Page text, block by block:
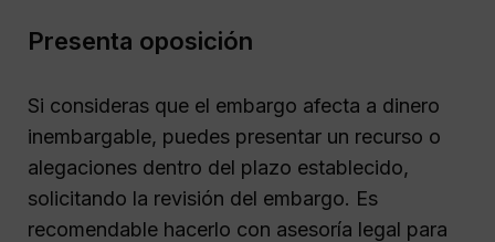
Presenta oposición
Si consideras que el embargo afecta a dinero
inembargable, puedes presentar un recurso o
alegaciones dentro del plazo establecido,
solicitando la revisión del embargo. Es
recomendable hacerlo con asesoría legal para